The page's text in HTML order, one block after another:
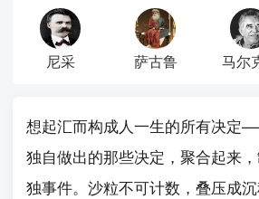
尼采 萨古鲁 马尔
想起汇而构成人一生的所有决定
独自做出的那些决定，聚合起来
独事件。沙粒不可计数，叠压成